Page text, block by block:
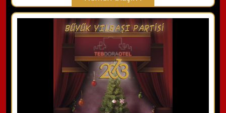
X Kapat
WhatsApp ile Bilgi Alın
Hemen Arayın
Detaylı Bilgi Alın